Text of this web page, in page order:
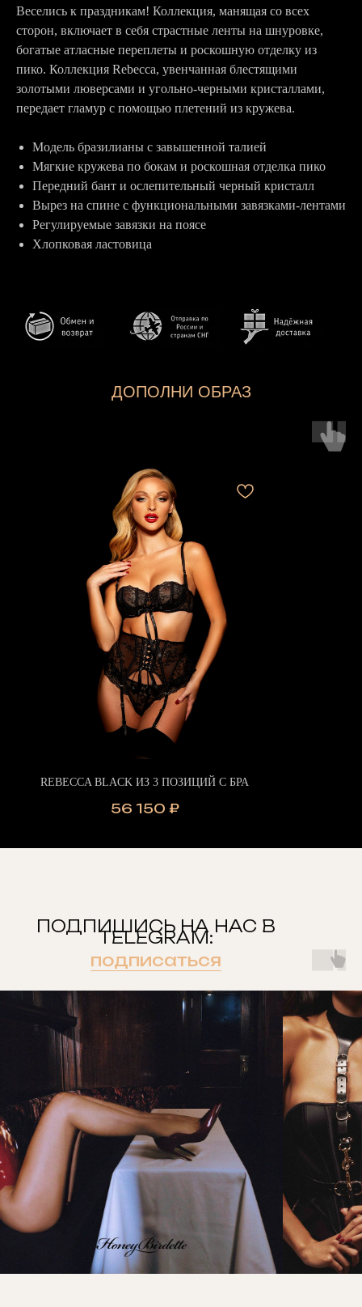
Веселись к праздникам! Коллекция, манящая со всех
сторон, включает в себя страстные ленты на шнуровке,
богатые атласные переплеты и роскошную отделку из
пико. Коллекция Rebecca, увенчанная блестящими
золотыми люверсами и угольно-черными кристаллами,
передает гламур с помощью плетений из кружева.
Модель бразилианы с завышенной талией
Мягкие кружева по бокам и роскошная отделка пико
Передний бант и ослепительный черный кристалл
Вырез на спине с функциональными завязками-лентами
Регулируемые завязки на поясе
Хлопковая ластовица
ДОПОЛНИ ОБРАЗ
REBECCA BLACK ИЗ 3 ПОЗИЦИЙ С БРА
56 150 ₽
ПОДПИШИСЬ НА НАС В
TELEGRAM:
подписаться